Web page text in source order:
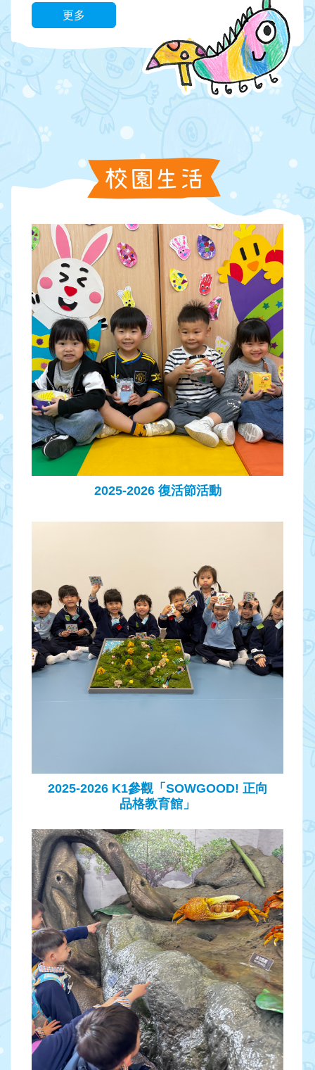
更多
2025-2026 復活節活動
2025-2026 K1參觀「SOWGOOD! 正向
品格教育館」